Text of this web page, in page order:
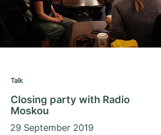
Talk
Closing party with Radio
Moskou
29 September 2019